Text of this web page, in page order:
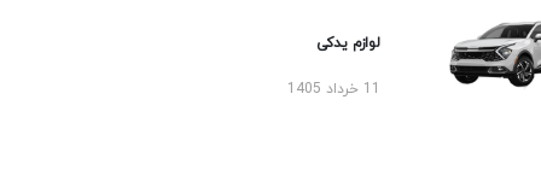
لوازم یدکی